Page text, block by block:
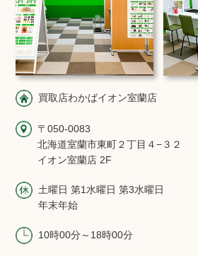
買取店わかばイオン室蘭店
〒050-0083
北海道室蘭市東町２丁目４−３２
イオン室蘭店 2F
土曜日 第1水曜日 第3水曜日
年末年始
10時00分～18時00分